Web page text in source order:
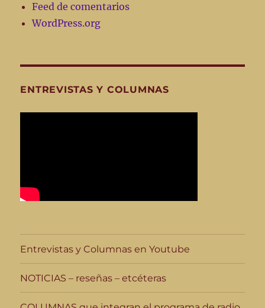
Feed de comentarios
WordPress.org
ENTREVISTAS Y COLUMNAS
Entrevistas y Columnas en Youtube
NOTICIAS – reseñas – etcéteras